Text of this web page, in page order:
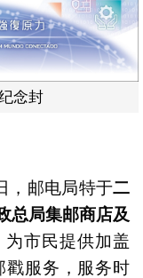
念封
，邮电局特于二
总局集邮商店及
市民提供加盖
戳服务，服务时